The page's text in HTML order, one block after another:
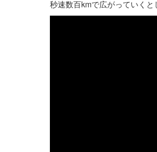
秒速数百kmで広がっていくと